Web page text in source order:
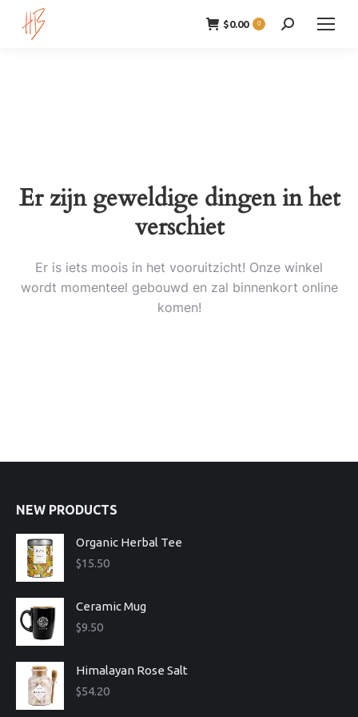
$0.00 0 Zoeken:
Er zijn geweldige dingen in het
verschiet
Er is iets moois in het vooruitzicht! Onze winkel
wordt momenteel gebouwd en zal binnenkort online
komen!
NEW PRODUCTS
Organic Herbal Tee
$15.50
Ceramic Mug
$9.50
Himalayan Rose Salt
$54.20